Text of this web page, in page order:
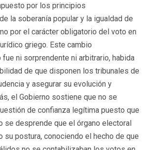
por los principios
la soberanía popular y la igualdad de
por el carácter obligatorio del voto en
griego. Este cambio
fue ni sorprendente ni arbitrario, habida
de que disponen los tribunales de
y asegurar su evolución y
el Gobierno sostiene que no se
de confianza legítima puesto que
se desprende que el órgano electoral
su postura, conociendo el hecho de que